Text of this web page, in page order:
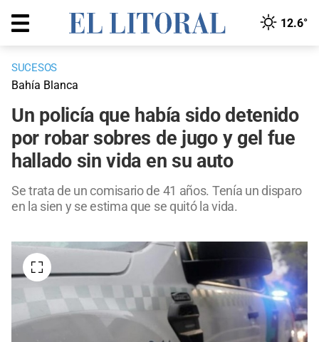
12.6°
SUCESOS
Bahía Blanca
Un policía que había sido detenido
por robar sobres de jugo y gel fue
hallado sin vida en su auto
Se trata de un comisario de 41 años. Tenía un disparo
en la sien y se estima que se quitó la vida.